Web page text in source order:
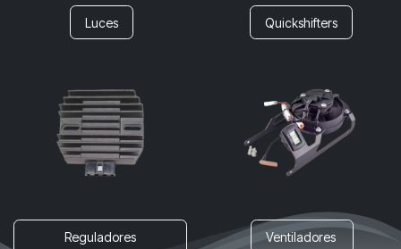
Luces Quickshifters
Reguladores
Ventiladores